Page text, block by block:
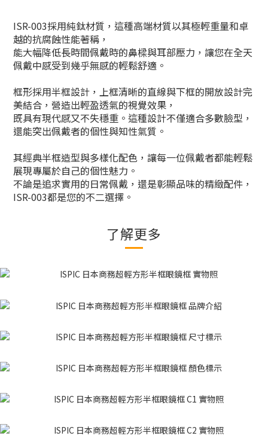
ISR-003採用純鈦材質，這種高端材質以其極輕重量和卓
越的抗腐蝕性能著稱，
能大幅降低長時間佩戴時的鼻樑與耳部壓力，讓您在全天
佩戴中感受到幾乎無感的輕鬆舒適。
框形採用半框設計，上框清晰的直線與下框的開放設計完
美結合，營造出輕盈透氣的視覺效果，
既具有現代感又不失穩重。這種設計不僅適合多數臉型，
還能突出佩戴者的個性與知性氣質。
其經典半框造型與多樣化配色，讓每一位佩戴者都能輕鬆
展現專屬於自己的個性魅力。
不論是追求實用的日常佩戴，還是彰顯品味的精緻配件，
ISR-003都是您的不二選擇。
了解更多